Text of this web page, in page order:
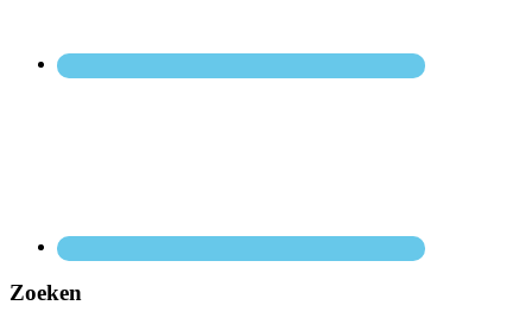
Zoeken